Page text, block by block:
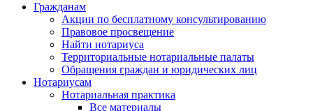
Гражданам
Акции по бесплатному консультированию
Правовое просвещение
Найти нотариуса
Территориальные нотариальные палаты
Обращения граждан и юридических лиц
Нотариусам
Нотариальная практика
Все материалы